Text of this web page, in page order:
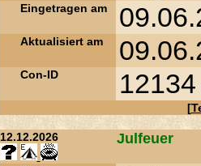
Eingetragen am
Aktualisiert am
Con-ID 12134
[
12.12.2026 Julfeuer